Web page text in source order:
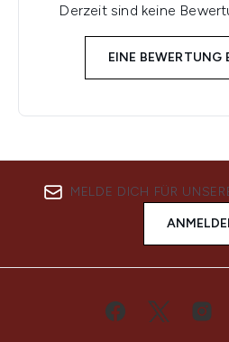
Derzeit sind keine
EINE BEWERTUNG
MELDE DICH FÜR